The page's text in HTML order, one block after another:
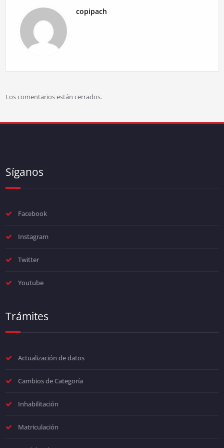
copipach
Los comentarios están cerrados.
Síganos
Facebook
Instagram
Twitter
Youtube
Trámites
Actualización de datos
Cambios de Categoría
Inhabilitación
Matriculación